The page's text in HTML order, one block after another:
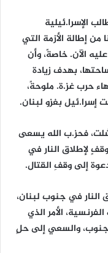
الإسرا.ئيلية
من إطالة الأزمة التي
الآن. خاصةً، وأن
بهدف زيادة
حرب غز.ة. ملوحةً،
إسرا.ئيل بغزو لبنان.
فحز.ب الله يسعى
لإطلاق النار في
إلى وقفِ القتال.
في جنوب لبنان،
الأمر الذي
والسعي إلى حلٍ